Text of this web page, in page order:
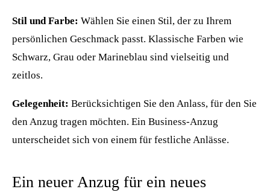
Stil und Farbe: Wählen Sie einen Stil, der zu Ihrem
persönlichen Geschmack passt. Klassische Farben wie
Schwarz, Grau oder Marineblau sind vielseitig und
zeitlos.
Gelegenheit: Berücksichtigen Sie den Anlass, für den Sie
den Anzug tragen möchten. Ein Business-Anzug
unterscheidet sich von einem für festliche Anlässe.
Ein neuer Anzug für ein neues